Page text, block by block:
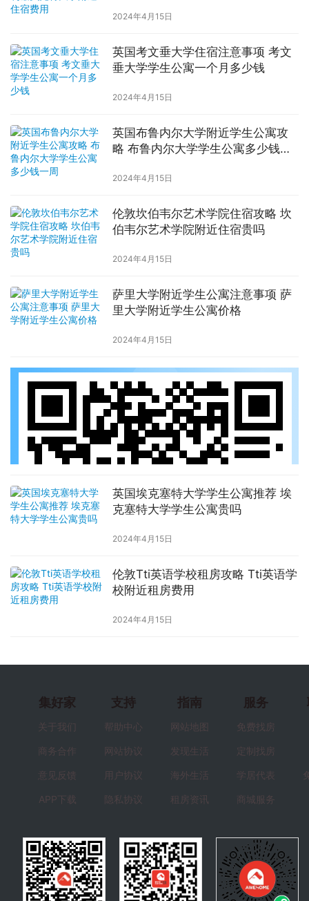
2024年4月15日
英国考文垂大学住宿注意事项 考文
垂大学学生公寓一个月多少钱
2024年4月15日
英国布鲁内尔大学附近学生公寓攻
略 布鲁内尔大学学生公寓多少钱一
2024年4月15日
伦敦坎伯韦尔艺术学院住宿攻略 坎
伯韦尔艺术学院附近住宿贵吗
2024年4月15日
萨里大学附近学生公寓注意事项 萨
里大学附近学生公寓价格
2024年4月15日
英国埃克塞特大学学生公寓推荐 埃
克塞特大学学生公寓贵吗
2024年4月15日
伦敦Tti英语学校租房攻略 Tti英语学
校附近租房费用
2024年4月15日
集好家
关于我们
商务合作
意见反馈
APP下载
支持
帮助中心
网站协议
用户协议
隐私协议
指南
网站地图
发现生活
海外生活
租房资讯
服务
免费找房
定制找房
学居代表
商城服务